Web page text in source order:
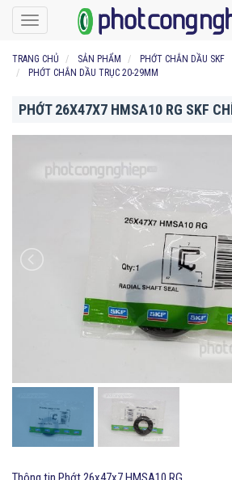
Toggle
navigation
TRANG CHỦ SẢN PHẨM
PHỚT CHẮN DẦU SKF
PHỚT CHẮN DẦU TRỤC 20-29MM
PHỚT 26X47X7 HMSA10 RG SKF